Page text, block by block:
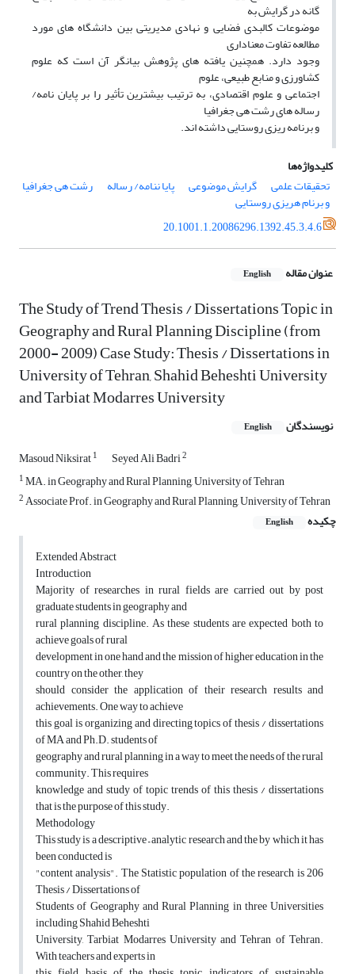
گانه در گرایش به
موضوعات کالبدی فضایی و نهادی مدیریتی بین دانشگاه های مورد
مطالعه تفاوت معناداری
وجود دارد. همچنین یافته های پژوهش بیانگر آن است که علوم
کشاورزی و منابع طبیعی، علوم
اجتماعی و علوم اقتصادی، به ترتیب بیشترین تأثیر را بر پایان نامه/
رساله های رشت هی جغرافیا
و برنامه ریزی روستایی داشته اند.
کلیدواژه‌ها
تحقیقات علمی
گرایش موضوعی پایا ننامه/ رساله رشت هی جغرافیا
و برنام هریزی روستایی
20.1001.1.20086296.1392.45.3.4.6
عنوان مقاله English
The Study of Trend Thesis / Dissertations Topic in
Geography and Rural Planning Discipline (from
2000- 2009) Case Study: Thesis / Dissertations in
University of Tehran, Shahid Beheshti University
and Tarbiat Modarres University
نویسندگان English
Masoud Niksirat1 Seyed Ali Badri2
1MA. in Geography and Rural Planning, University of Tehran
2Associate Prof. in Geography and Rural Planning, University of Tehran
چکیده
English
Extended Abstract
Introduction
Majority of researches in rural fields are carried out by post
graduate students in geography and
rural planning discipline. As these students are expected both to
achieve goals of rural
development in one hand and the mission of higher education in the
country on the other, they
should consider the application of their research results and
achievements. One way to achieve
this goal is organizing and directing topics of thesis / dissertations
of MA and Ph.D. students of
geography and rural planning in a way to meet the needs of the rural
community. This requires
knowledge and study of topic trends of this thesis / dissertations
that is the purpose of this study.
Methodology
This study is a descriptive – analytic research and the by which it has
been conducted is
"content analysis". The Statistic population of the research is 206
Thesis / Dissertations of
Students of Geography and Rural Planning in three Universities
including Shahid Beheshti
University, Tarbiat Modarres University and Tehran of Tehran.
With teachers and experts in